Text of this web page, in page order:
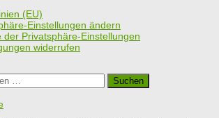
(EU)
Einstellungen ändern
der Privatsphäre-Einstellungen
widerrufen